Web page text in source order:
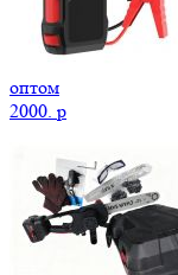
оптом
2000. p